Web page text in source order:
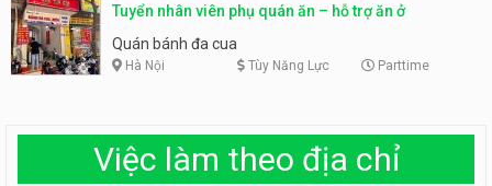
Tuyển nhân viên phụ quán ăn – hỗ trợ ăn ở
Quán bánh đa cua
Hà Nội Tùy Năng Lực Parttime
Việc làm theo địa chỉ